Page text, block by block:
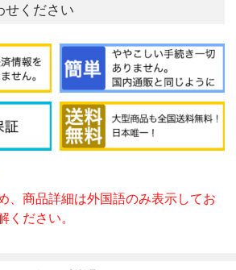
せください
、商品詳細は外国語のみ表示してお
ください。